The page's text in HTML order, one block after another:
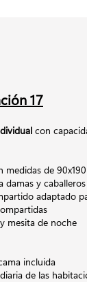
17
con
medidas de
damas y
adaptado
mesita de noche
incluida
de las